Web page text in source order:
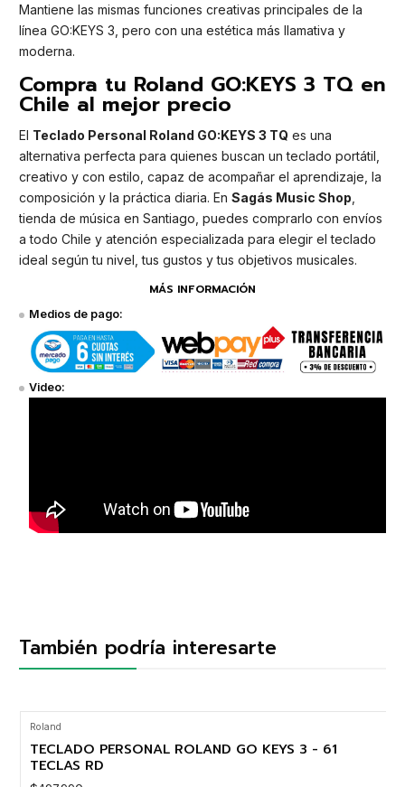
Mantiene las mismas funciones creativas principales de la
línea GO:KEYS 3, pero con una estética más llamativa y
moderna.
Compra tu Roland GO:KEYS 3 TQ en
Chile al mejor precio
El Teclado Personal Roland GO:KEYS 3 TQ es una
alternativa perfecta para quienes buscan un teclado portátil,
creativo y con estilo, capaz de acompañar el aprendizaje, la
composición y la práctica diaria. En Sagás Music Shop
tienda de música en Santiago, puedes comprarlo con envíos
a todo Chile y atención especializada para elegir el teclado
ideal según tu nivel, tus gustos y tus objetivos musicales.
MÁS INFORMACIÓN
Medios de pago:
Video:
También podría interesarte
Roland
TECLADO PERSONAL ROLAND GO KEYS 3 - 61
TECLAS RD